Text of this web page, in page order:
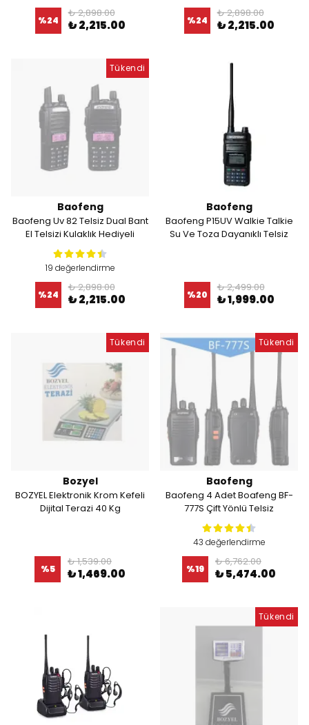
%24
₺ 2,898.00
₺ 2,215.00 %24
₺ 2,898.00
₺ 2,215.00
Tükendi
Baofeng
Baofeng Uv 82 Telsiz Dual Bant
El Telsizi Kulaklık Hediyeli
19 değerlendirme
%24
₺ 2,898.00
₺ 2,215.00
Baofeng
Baofeng P15UV Walkie Talkie
Su Ve Toza Dayanıklı Telsiz
%20
₺ 2,499.00
₺ 1,999.00
Tükendi
Bozyel
BOZYEL Elektronik Krom Kefeli
Dijital Terazi 40 Kg
%5
₺ 1,539.00
₺ 1,469.00
Tükendi
Baofeng
Baofeng 4 Adet Boafeng BF-
777S Çift Yönlü Telsiz
43 değerlendirme
%19
₺ 6,762.00
₺ 5,474.00
Tükendi